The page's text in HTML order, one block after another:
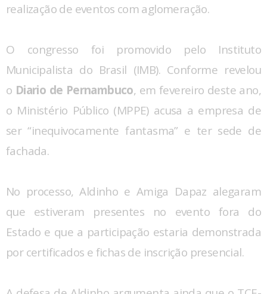
realização de eventos com aglomeração.
O congresso foi promovido pelo Instituto
Municipalista do Brasil (IMB). Conforme revelou
o Diario de Pernambuco, em fevereiro deste ano,
o Ministério Público (MPPE) acusa a empresa de
ser “inequivocamente fantasma” e ter sede de
fachada.
No processo, Aldinho e Amiga Dapaz alegaram
que estiveram presentes no evento fora do
Estado e que a participação estaria demonstrada
por certificados e fichas de inscrição presencial.